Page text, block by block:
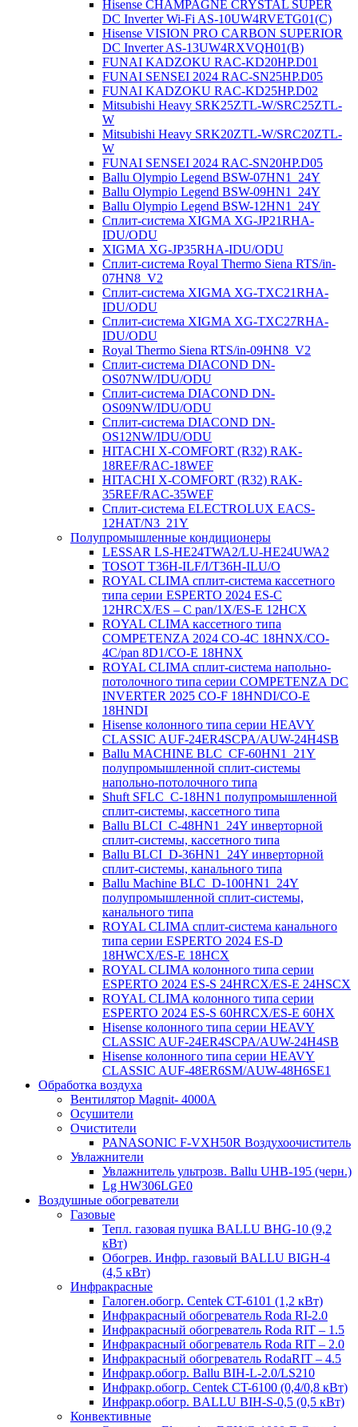
Hisense CHAMPAGNE CRYSTAL SUPER
DC Inverter Wi-Fi AS-10UW4RVETG01(C)
Hisense VISION PRO CARBON SUPERIOR
DC Inverter AS-13UW4RXVQH01(B)
FUNAI KADZOKU RAC-KD20HP.D01
FUNAI SENSEI 2024 RAC-SN25HP.D05
FUNAI KADZOKU RAC-KD25HP.D02
Mitsubishi Heavy SRK25ZTL-W/SRC25ZTL-
W
Mitsubishi Heavy SRK20ZTL-W/SRC20ZTL-
W
FUNAI SENSEI 2024 RAC-SN20HP.D05
Ballu Olympio Legend BSW-07HN1_24Y
Ballu Olympio Legend BSW-09HN1_24Y
Ballu Olympio Legend BSW-12HN1_24Y
Сплит-система XIGMA XG-JP21RHA-
IDU/ODU
XIGMA XG-JP35RHA-IDU/ODU
Сплит-система Royal Thermo Siena RTS/in-
07HN8_V2
Сплит-система XIGMA XG-TXC21RHA-
IDU/ODU
Сплит-система XIGMA XG-TXC27RHA-
IDU/ODU
Royal Thermo Siena RTS/in-09HN8_V2
Сплит-система DIACOND DN-
OS07NW/IDU/ODU
Сплит-система DIACOND DN-
OS09NW/IDU/ODU
Сплит-система DIACOND DN-
OS12NW/IDU/ODU
HITACHI X-COMFORT (R32) RAK-
18REF/RAC-18WEF
HITACHI X-COMFORT (R32) RAK-
35REF/RAC-35WEF
Сплит-система ELECTROLUX EACS-
12HAT/N3_21Y
Полупромышленные кондиционеры
LESSAR LS-HE24TWA2/LU-HE24UWA2
TOSOT T36H-ILF/I/T36H-ILU/O
ROYAL CLIMA сплит-система кассетного
типа серии ESPERTO 2024 ES-C
12HRCX/ES – C pan/1X/ES-E 12HCX
ROYAL CLIMA кассетного типа
COMPETENZA 2024 CO-4C 18HNX/CO-
4C/pan 8D1/CO-E 18HNX
ROYAL CLIMA сплит-система напольно-
потолочного типа серии COMPETENZA DC
INVERTER 2025 CO-F 18HNDI/CO-E
18HNDI
Hisense колонного типа серии HEAVY
CLASSIC AUF-24ER4SCPA/AUW-24H4SB
Ballu MACHINE BLC_CF-60HN1_21Y
полупромышленной сплит-системы
напольно-потолочного типа
Shuft SFLC_C-18HN1 полупромышленной
сплит-системы, кассетного типа
Ballu BLCI_C-48HN1_24Y инверторной
сплит-системы, кассетного типа
Ballu BLCI_D-36HN1_24Y инверторной
сплит-системы, канального типа
Ballu Machine BLC_D-100HN1_24Y
полупромышленной сплит-системы,
канального типа
ROYAL CLIMA сплит-система канального
типа серии ESPERTO 2024 ES-D
18HWCX/ES-E 18HСX
ROYAL CLIMA колонного типа серии
ESPERTO 2024 ES-S 24HRCX/ES-E 24HSCX
ROYAL CLIMA колонного типа серии
ESPERTO 2024 ES-S 60HRCX/ES-E 60HX
Hisense колонного типа серии HEAVY
CLASSIC AUF-24ER4SCPA/AUW-24H4SB
Hisense колонного типа серии HEAVY
CLASSIC AUF-48ER6SM/AUW-48H6SE1
Обработка воздуха
Вентилятор Magnit- 4000A
Осушители
Очистители
PANASONIC F-VXH50R Воздухоочиститель
Увлажнители
Увлажнитель ультрозв. Ballu UHB-195 (черн.)
Lg HW306LGE0
Воздушные обогреватели
Газовые
Тепл. газовая пушка BALLU BHG-10 (9,2
кВт)
Обогрев. Инфр. газовый BALLU BIGH-4
(4,5 кВт)
Инфракрасные
Галоген.обогр. Centek CT-6101 (1,2 кВт)
Инфракрасный обогреватель Roda RI-2.0
Инфракрасный обогреватель Roda RIT – 1.5
Инфракрасный обогреватель Roda RIT – 2.0
Инфракрасный обогреватель RodaRIT – 4.5
Инфракр.обогр. Ballu BIH-L-2.0/LS210
Инфракр.обогр. Centek CT-6100 (0,4/0,8 кВт)
Инфракр.обогр. BALLU BIH-S-0,5 (0,5 кВт)
Конвективные